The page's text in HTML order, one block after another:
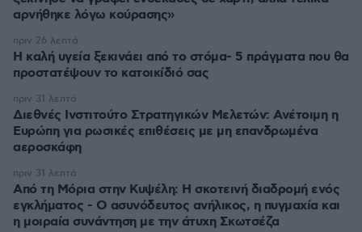
αρνήθηκε λόγω κούρασης»
Η καλή υγεία ξεκινάει από το στόμα- 5 πράγματα που θα
προστατέψουν το κατοικίδιό σας
πριν 26 λεπτά
Διεθνές Ινστιτούτο Στρατηγικών Μελετών: Ανέτοιμη η
Ευρώπη για ρωσικές επιθέσεις με μη επανδρωμένα
αεροσκάφη
πριν 31 λεπτά
Από τη Μόρια στην Κυψέλη: Η σκοτεινή διαδρομή ενός
εγκλήματος - Ο ασυνόδευτος ανήλικος, η πυγμαχία και
η μοιραία συνάντηση με την άτυχη Σκωτσέζα
πριν 31 λεπτά